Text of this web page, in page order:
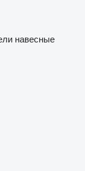
навесные